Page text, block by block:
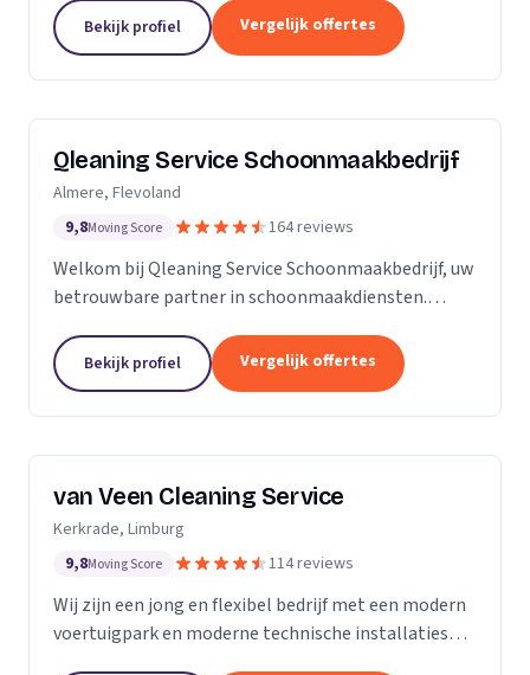
zijn Stel op Sprong gestart om mensen te helpen
en...
Bekijk profiel Vergelijk offertes
Qleaning Service Schoonmaakbedrijf
Almere, Flevoland
9,8Moving Score 164 reviews
Welkom bij Qleaning Service Schoonmaakbedrijf, uw
betrouwbare partner in schoonmaakdiensten.
ernaar om de standaard in schoonmaakexpertise
te...
Bekijk profiel Vergelijk offertes
van Veen Cleaning Service
Kerkrade, Limburg
9,8Moving Score 114 reviews
Wij zijn een jong en flexibel bedrijf met een modern
voertuigpark en moderne technische installaties